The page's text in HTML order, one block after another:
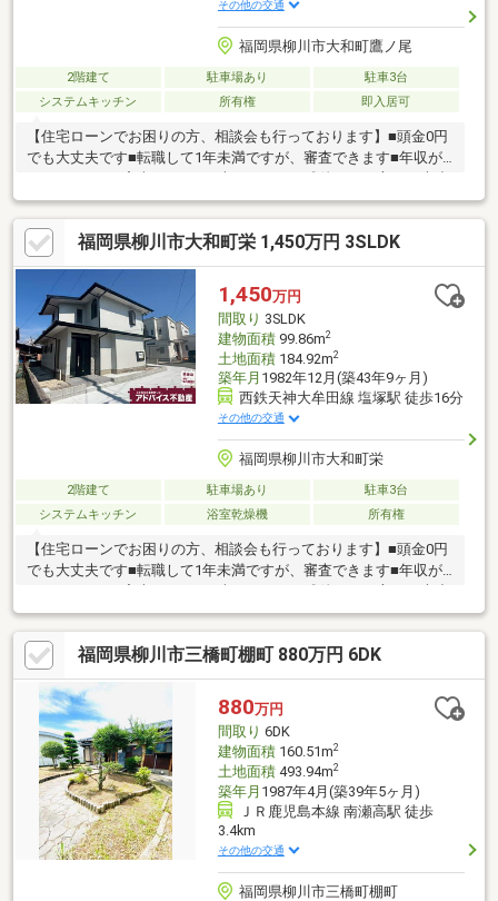
その他の交通
福岡県柳川市大和町鷹ノ尾
2階建て 駐車場あり
駐車3台
システムキッチン
所有権 即入居可
【住宅ローンでお困りの方、相談会も行っております】■頭金0円
でも大丈夫です■転職して1年未満ですが、審査できます■年収が
210万円～でも審査できます■車のローンの残債がある方でも大丈
夫■自営業でも家は買えます■シングルマザーでも家は買えます■
他の不動産屋で審査を断れても1度相談してください初めてのマイ
ホーム探しでお得情報お教え致します・不動産購入時にかかる税
金・住宅ローンの控除と手続き・諸経費のご説明※住宅ローンア
ドバイザーが丁寧に貴方様のマイホーム実現を幅広くサポート致
します！まだ借入が残っている方・すでに持家をお持ちの方、ど
んな事でもご相談下さい！
福岡県柳川市大和町栄 1,450万円 3SLDK
1,450万円
間取り 3SLDK
建物面積99.86m2
土地面積184.92m2
築年月 1982年12月(築43年9ヶ月)
西鉄天神大牟田線 塩塚駅 徒歩16分
その他の交通
福岡県柳川市大和町栄
2階建て 駐車場あり
駐車3台
システムキッチン
浴室乾燥機 所有権
【住宅ローンでお困りの方、相談会も行っております】■頭金0円
でも大丈夫です■転職して1年未満ですが、審査できます■年収が
夫■自営業でも家は買えます■シングルマザーでも家は買えます■
他の不動産屋で審査を断れても1度相談してください初めてのマイ
ホーム探しでお得情報お教え致します・不動産購入時にかかる税
金・住宅ローンの控除と手続き・諸経費のご説明※住宅ローンア
ドバイザーが丁寧に貴方様のマイホーム実現を幅広くサポート致
します！まだ借入が残っている方・すでに持家をお持ちの方、ど
んな事でもご相談下さい！
福岡県柳川市三橋町棚町 880万円 6DK
880万円
間取り 6DK
建物面積160.51m2
土地面積493.94m2
築年月 1987年4月(築39年5ヶ月)
ＪＲ鹿児島本線 南瀬高駅 徒歩
3.4km
その他の交通
福岡県柳川市三橋町棚町